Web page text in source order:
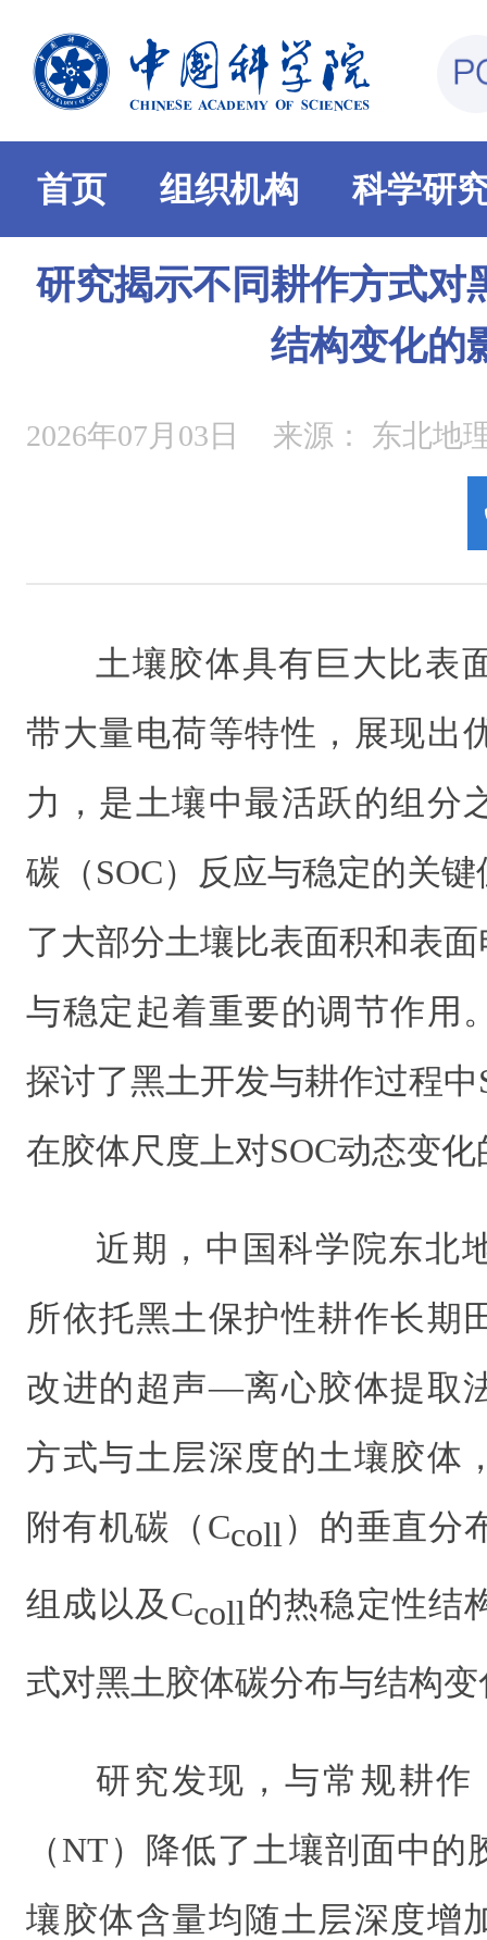
首页 组织机构 科学研
研究揭示不同耕作方式对
结构变化的
2026年07月03日 来源： 东北地
土壤胶体具有巨大比表
带大量电荷等特性，展现出
力，是土壤中最活跃的组分
碳（SOC）反应与稳定的关
了大部分土壤比表面积和表
与稳定起着重要的调节作用
探讨了黑土开发与耕作过程
在胶体尺度上对SOC动态变
近期，中国科学院东北
所依托黑土保护性耕作长期
改进的超声—离心胶体提取
方式与土层深度的土壤胶体
附有机碳（Ccoll）的垂直分
组成以及Ccoll的热稳定性结
式对黑土胶体碳分布与结构
研究发现，与常规耕作
（NT）降低了土壤剖面中
壤胶体含量均随土层深度增